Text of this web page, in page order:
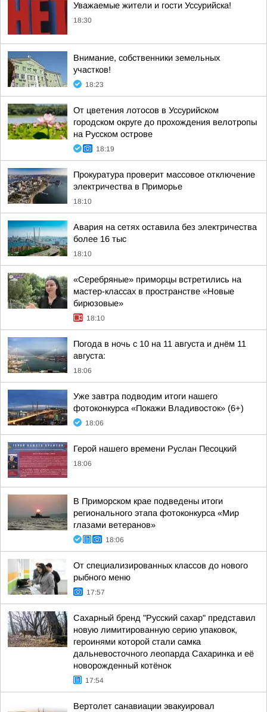
Уважаемые жители и гости Уссурийска!
18:30
Внимание, собственники земельных
участков!
18:23
От цветения лотосов в Уссурийском
городском округе до прохождения велотропы
на Русском острове
18:19
Прокуратура проверит массовое отключение
электричества в Приморье
18:10
Авария на сетях оставила без электричества
более 16 тыс
18:10
«Серебряные» приморцы встретились на
мастер-классах в пространстве «Новые
бирюзовые»
18:10
Погода в ночь с 10 на 11 августа и днём 11
августа:
18:06
Уже завтра подводим итоги нашего
фотоконкурса «Покажи Владивосток» (6+)
18:06
Герой нашего времени Руслан Песоцкий
18:06
В Приморском крае подведены итоги
регионального этапа фотоконкурса «Мир
глазами ветеранов»
18:06
От специализированных классов до нового
рыбного меню
17:57
Сахарный бренд "Русский сахар" представил
новую лимитированную серию упаковок,
героинями которой стали самка
дальневосточного леопарда Сахаринка и её
новорожденный котёнок
17:54
Вертолет санавиации эвакуировал